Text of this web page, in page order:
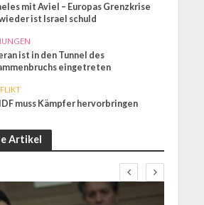
mit Aviel – Europas Grenzkrise
ist Israel schuld
ist in den Tunnel des
eingetreten
muss Kämpfer hervorbringen
Artikel